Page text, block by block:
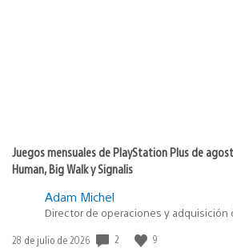
Juegos mensuales de PlayStation Plus de
Human, Big Walk y Signalis
Adam Michel
Director de operaciones y adquisición
Fecha
28 de julio de 2026 2 9